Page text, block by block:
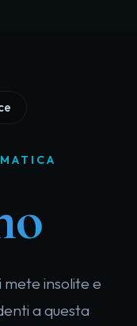
mete insolite e
a questa